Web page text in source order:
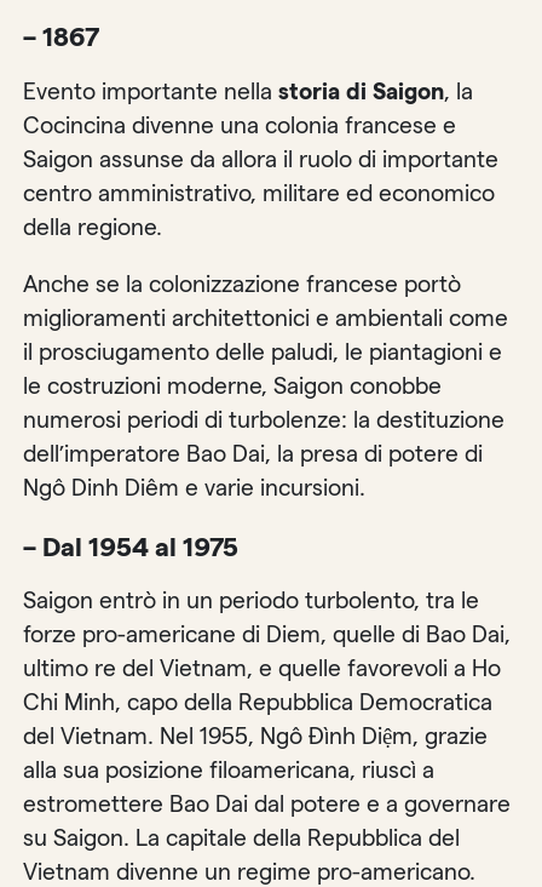
– 1867
Evento importante nellastoria di Saigon, la
Cocincina divenne una colonia francese e
Saigon assunse da allora il ruolo di importante
centro amministrativo, militare ed economico
della regione.
Anche se la colonizzazione francese portò
miglioramenti architettonici e ambientali come
il prosciugamento delle paludi, le piantagioni e
le costruzioni moderne, Saigon conobbe
numerosi periodi di turbolenze: la destituzione
dell’imperatore Bao Dai, la presa di potere di
Ngô Dinh Diêm e varie incursioni.
– Dal 1954 al 1975
Saigon entrò in un periodo turbolento, tra le
forze pro-americane di Diem, quelle di Bao Dai,
ultimo re del Vietnam, e quelle favorevoli a Ho
Chi Minh, capo della Repubblica Democratica
del Vietnam. Nel 1955, Ngô Đình Diệm, grazie
alla sua posizione filoamericana, riuscì a
estromettere Bao Dai dal potere e a governare
su Saigon. La capitale della Repubblica del
Vietnam divenne un regime pro-americano.